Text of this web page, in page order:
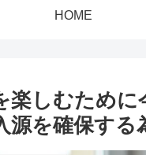
HOME
楽しむために
源を確保する